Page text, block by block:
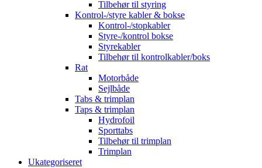
Tilbehør til styring
Kontrol-/styre kabler & bokse
Kontrol-/stopkabler
Styre-/kontrol bokse
Styrekabler
Tilbehør til kontrolkabler/boks
Rat
Motorbåde
Sejlbåde
Tabs & trimplan
Taps & trimplan
Hydrofoil
Sporttabs
Tilbehør til trimplan
Trimplan
Ukategoriseret